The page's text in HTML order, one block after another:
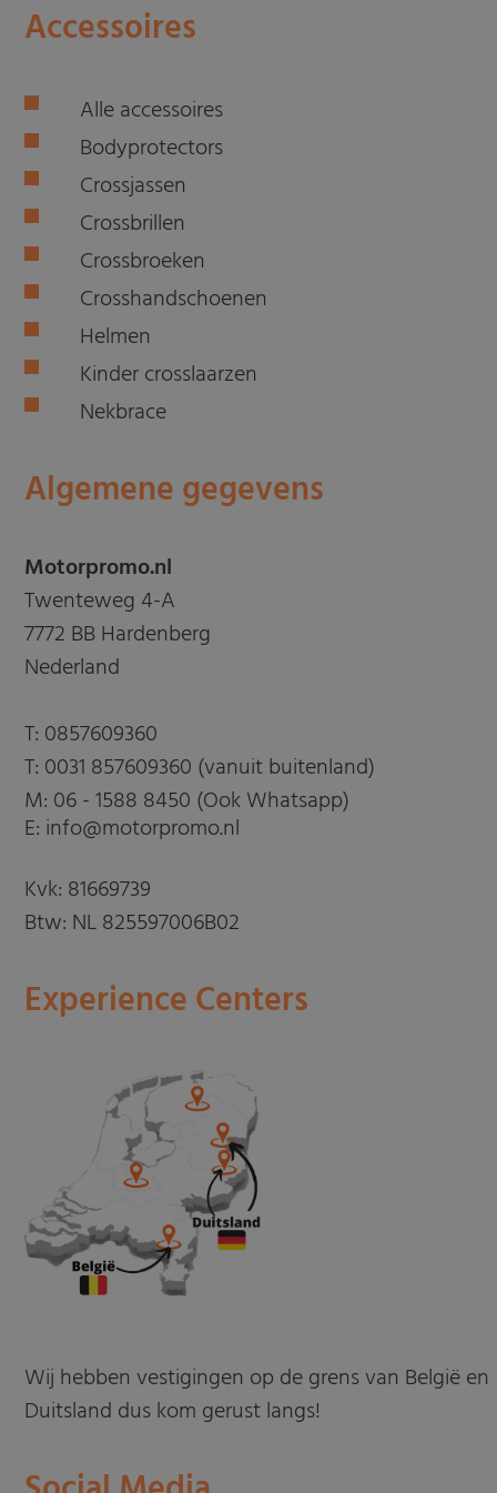
Accessoires
Alle accessoires
Bodyprotectors
Crossjassen
Crossbrillen
Crossbroeken
Crosshandschoenen
Helmen
Kinder crosslaarzen
Nekbrace
Algemene gegevens
Motorpromo.nl
Twenteweg 4-A
7772 BB Hardenberg
Nederland
T: 0857609360
T: 0031 857609360 (vanuit buitenland)
M: 06 - 1588 8450 (Ook Whatsapp)
E: info@motorpromo.nl
Kvk: 81669739
Btw: NL 825597006B02
Experience Centers
Wij hebben vestigingen op de grens van België en
Duitsland dus kom gerust langs!